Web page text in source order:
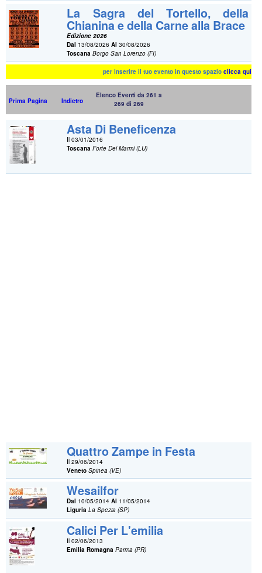
La Sagra del Tortello, della
Chianina e della Carne alla Brace
Edizione 2026
Dal 13/08/2026Al 30/08/2026
Toscana Borgo San Lorenzo (FI)
per inserire il tuo evento in questo spazioclicca qui
Prima Pagina Indietro
Elenco Eventi da 261 a
269 di 269
Asta Di Beneficenza
Il 03/01/2016
Toscana Forte Dei Marmi (LU)
Quattro Zampe in Festa
Il 29/06/2014
Veneto Spinea (VE)
Wesailfor
Dal 10/05/2014Al 11/05/2014
Liguria La Spezia (SP)
Calici Per L'emilia
Il 02/06/2013
Emilia Romagna Parma (PR)